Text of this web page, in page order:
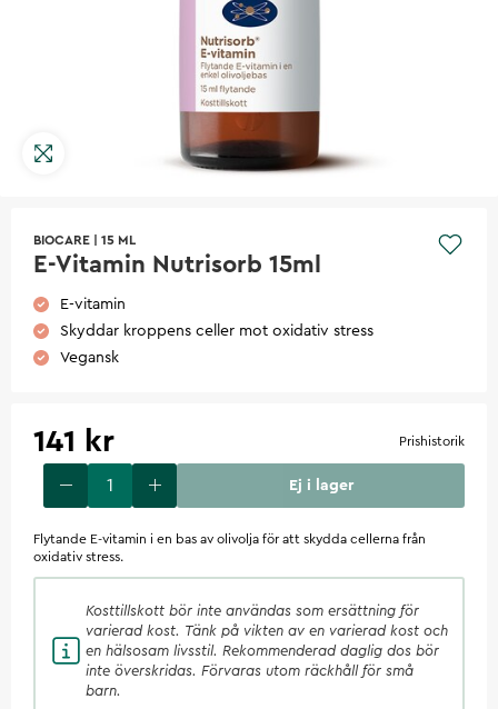
BIOCARE 15 ML
E-Vitamin Nutrisorb 15ml
E-vitamin
Skyddar kroppens celler mot oxidativ stress
Vegansk
141 kr Prishistorik
Ej i lager
Flytande E-vitamin i en bas av olivolja för att skydda cellerna från
oxidativ stress.
Kosttillskott bör inte användas som ersättning för
varierad kost. Tänk på vikten av en varierad kost och
en hälsosam livsstil. Rekommenderad daglig dos bör
inte överskridas. Förvaras utom räckhåll för små
barn.